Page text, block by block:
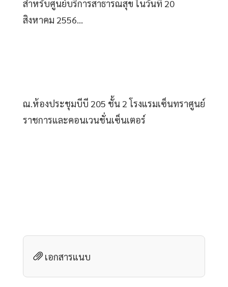
สำหรับศูนย์บริการสาธารณสุข ในวันที่ 20
สิงหาคม 2556...
ณ.ห้องประชุมบีบี 205 ชั้น 2 โรงแรมเซ็นทราศูนย์
ราชการและคอนเวนชั่นเซ็นเตอร์
เอกสารแนบ